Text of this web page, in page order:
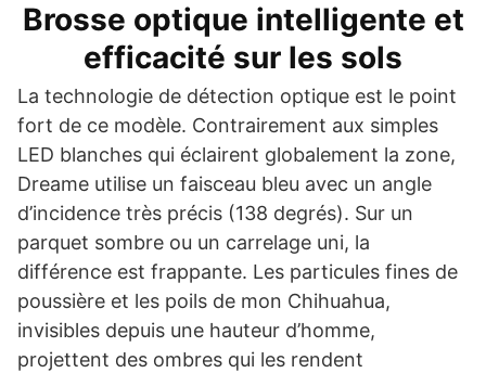
Brosse optique intelligente et
efficacité sur les sols
La technologie de détection optique est le point
fort de ce modèle. Contrairement aux simples
LED blanches qui éclairent globalement la zone,
Dreame utilise un faisceau bleu avec un angle
d’incidence très précis (138 degrés). Sur un
parquet sombre ou un carrelage uni, la
différence est frappante. Les particules fines de
poussière et les poils de mon Chihuahua,
invisibles depuis une hauteur d’homme,
projettent des ombres qui les rendent